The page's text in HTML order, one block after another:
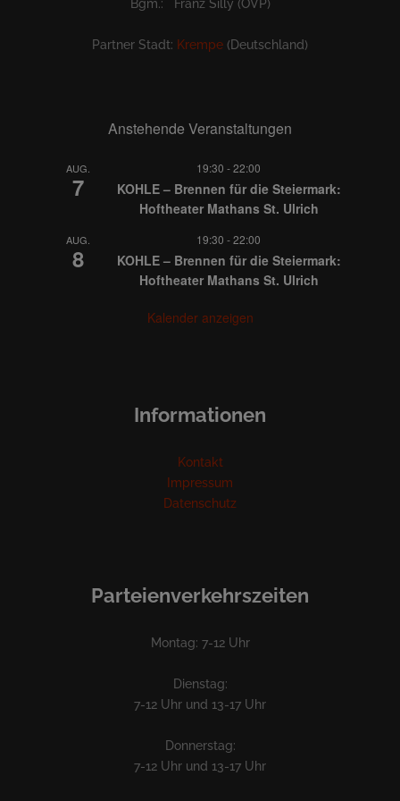
Bgm.: Franz Silly (ÖVP)
Partner Stadt: Krempe (Deutschland)
Anstehende Veranstaltungen
AUG.
7
19:30 -22:00
KOHLE – Brennen für die Steiermark:
Hoftheater Mathans St. Ulrich
AUG.
8
19:30 -22:00
KOHLE – Brennen für die Steiermark:
Hoftheater Mathans St. Ulrich
Kalender anzeigen
Informationen
Kontakt
Impressum
Datenschutz
Parteienverkehrszeiten
Montag: 7-12 Uhr
Dienstag:
7-12 Uhr und 13-17 Uhr
Donnerstag:
7-12 Uhr und 13-17 Uhr